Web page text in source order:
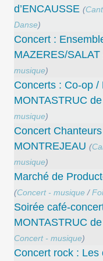
d’ENCAUSSE (
Danse)
Concert :
MAZERES/SALAT
musique)
Concerts : Co-op
MONTASTRUC
musique)
Concert
MONTREJEAU (
musique)
Marché de
(Concert - musique /
Soirée café-
MONTASTRUC
Concert - musique)
Concert rock :